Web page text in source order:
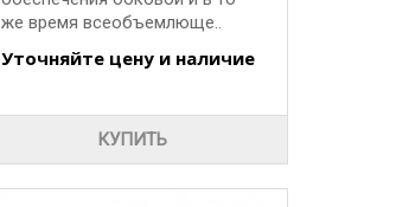
же время всеобъемлюще..
Уточняйте цену и наличие
КУПИТЬ